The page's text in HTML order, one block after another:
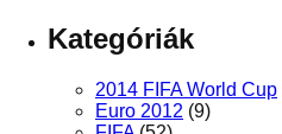
Kategóriák
2014 FIFA World Cup
Euro 2012 (9)